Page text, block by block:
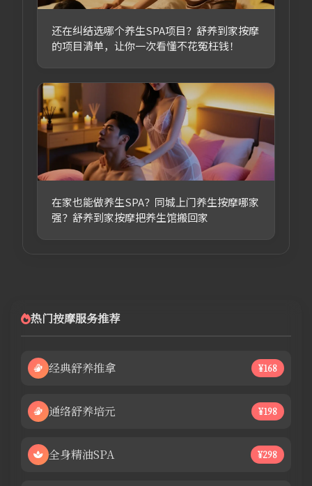
还在纠结选哪个养生SPA项目？舒养到家按摩
的项目清单，让你一次看懂不花冤枉钱！
在家也能做养生SPA？同城上门养生按摩哪家
强？舒养到家按摩把养生馆搬回家
热门按摩服务推荐
经典舒养推拿 ¥168
通络舒养培元 ¥198
全身精油SPA ¥298